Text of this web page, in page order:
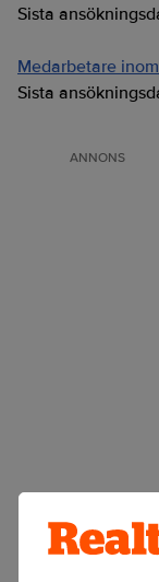
Sista
Medarbetare
Sista
ANNONS